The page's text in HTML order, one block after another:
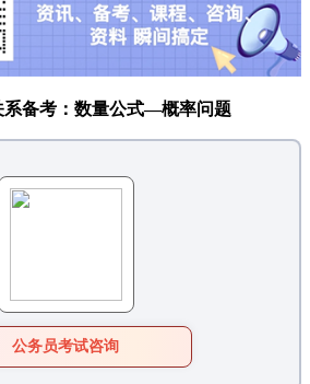
系备考：数量公式—概率问题
公务员考试咨询